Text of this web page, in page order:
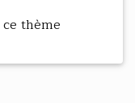
thème